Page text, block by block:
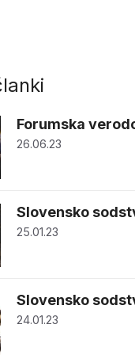
Forumska
26.06.23
Slovensko
25.01.23
Slovensko
24.01.23